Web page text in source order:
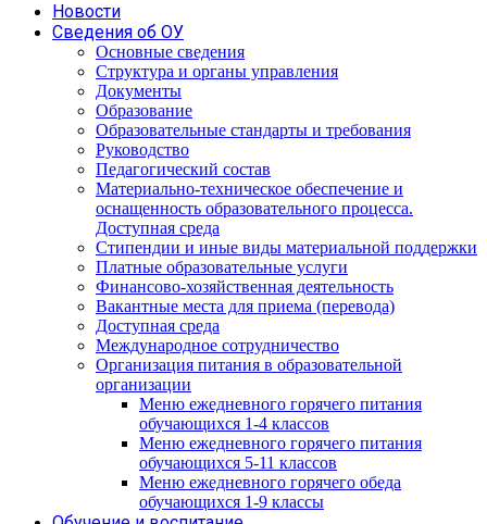
Новости
Сведения об ОУ
Основные сведения
Структура и органы управления
Документы
Образование
Образовательные стандарты и требования
Руководство
Педагогический состав
Материально-техническое обеспечение и
оснащенность образовательного процесса.
Доступная среда
Стипендии и иные виды материальной поддержки
Платные образовательные услуги
Финансово-хозяйственная деятельность
Вакантные места для приема (перевода)
Доступная среда
Международное сотрудничество
Организация питания в образовательной
организации
Меню ежедневного горячего питания
обучающихся 1-4 классов
Меню ежедневного горячего питания
обучающихся 5-11 классов
Меню ежедневного горячего обеда
обучающихся 1-9 классы